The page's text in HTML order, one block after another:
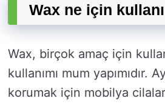
Wax ne için
Wax, birçok amaç için
kullanımı mum yapımıdır.
korumak için mobilya